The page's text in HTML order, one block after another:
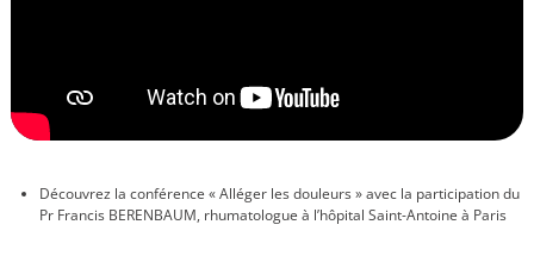
Découvrez la conférence « Alléger les douleurs»avec la participation du
Pr Francis BERENBAUM, rhumatologue à l’hôpital Saint-Antoine à Paris